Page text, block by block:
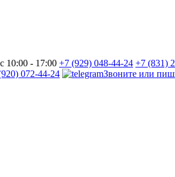
10:00 - 17:00 +7 (929) 048-44-24 +7 (831)
072-44-24
Звоните или